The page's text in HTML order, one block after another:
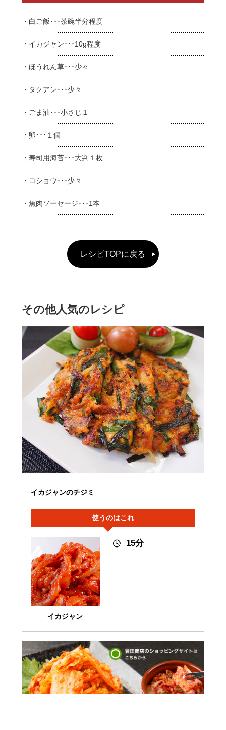
・白ご飯･･･茶碗半分程度
・イカジャン･･･10g程度
・ほうれん草･･･少々
・タクアン･･･少々
・ごま油･･･小さじ１
・卵･･･１個
・寿司用海苔･･･大判１枚
・コショウ･･･少々
・魚肉ソーセージ･･･1本
レシピTOPに戻る
その他人気のレシピ
イカジャンのチジミ
使うのはこれ
イカジャン
15分